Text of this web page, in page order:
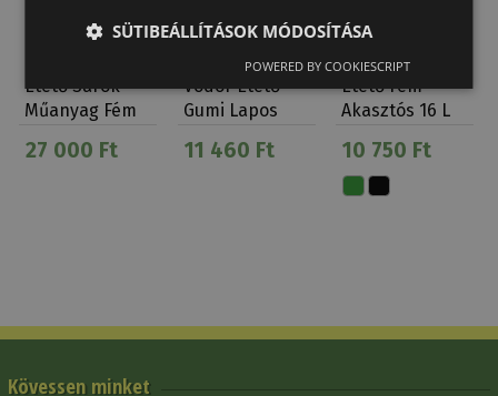
Etető Sarok
Műanyag Fém
Szó…
27 000 Ft
Vödör Etető
Gumi Lapos
11 460 Ft
Etető Fém
Akasztós 16 L
10 750 Ft
Kövessen minket
SÜTIBEÁLLÍTÁSOK MÓDOSÍTÁSA
POWERED BY COOKIESCRIPT